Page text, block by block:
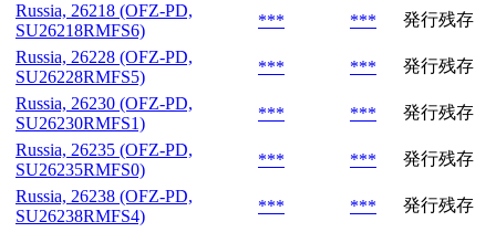
Russia, 26218 (OFZ-PD,
SU26218RMFS6)
*** ***
発行残存
Russia, 26228 (OFZ-PD,
SU26228RMFS5)
*** ***
発行残存
Russia, 26230 (OFZ-PD,
SU26230RMFS1)
*** ***
発行残存
Russia, 26235 (OFZ-PD,
SU26235RMFS0)
*** ***
発行残存
Russia, 26238 (OFZ-PD,
SU26238RMFS4)
*** ***
発行残存